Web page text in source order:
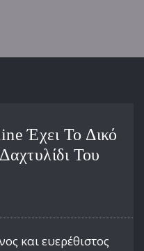
Έχει Το Δικό
Του
και ευερέθιστος